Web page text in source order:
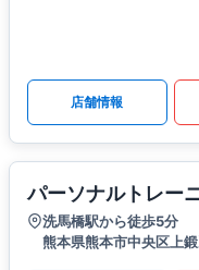
店舗情報
パーソナルトレー
洗馬橋駅から徒歩5分
熊本県熊本市中央区上